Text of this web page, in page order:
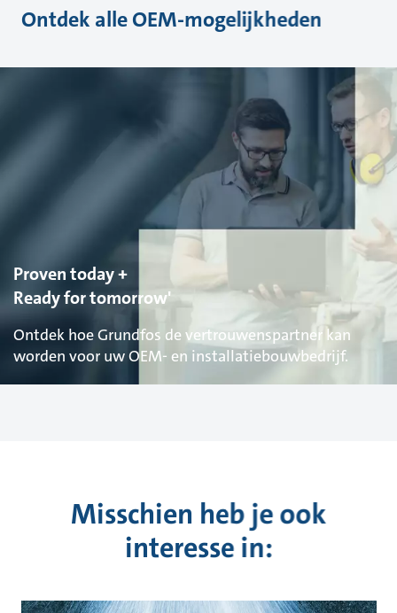
Ontdek alle OEM-mogelijkheden
Proven today +
Ready for tomorrow'
Ontdek hoe Grundfos de vertrouwenspartner kan
worden voor uw OEM- en installatiebouwbedrijf.
Misschien heb je ook
interesse in: